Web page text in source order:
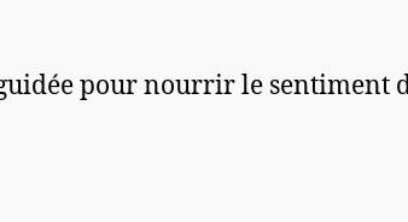
pour nourrir le sentiment